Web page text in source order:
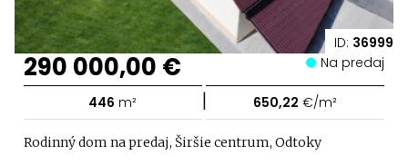
ID: 36999
290 000,00 € Na predaj
446 m² | 650,22 €/m²
Rodinný dom na predaj, Širšie centrum, Odtoky